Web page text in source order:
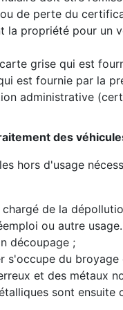
de perte du
la propriété pour un
grise qui est
est fournie par la
administrative
des
hors d'usage
de la
ou autre
découpage ;
s'occupe du
et des métaux
sont ensuite